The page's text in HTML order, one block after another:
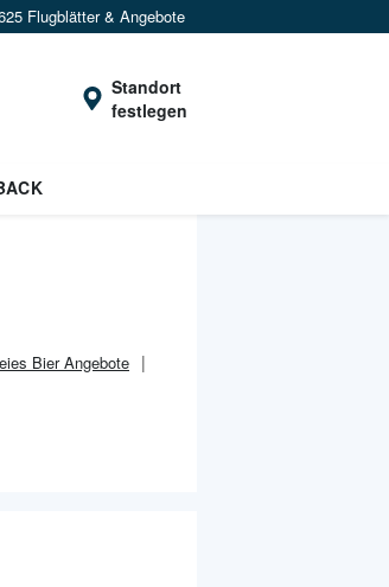
Flugblätter & Angebote
Standort
festlegen
Bier Angebote